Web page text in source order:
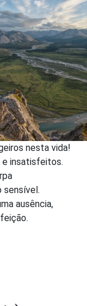
nesta vida!
e insatisfeitos.
sensível.
ausência,